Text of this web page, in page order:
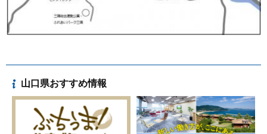
山口県おすすめ情報